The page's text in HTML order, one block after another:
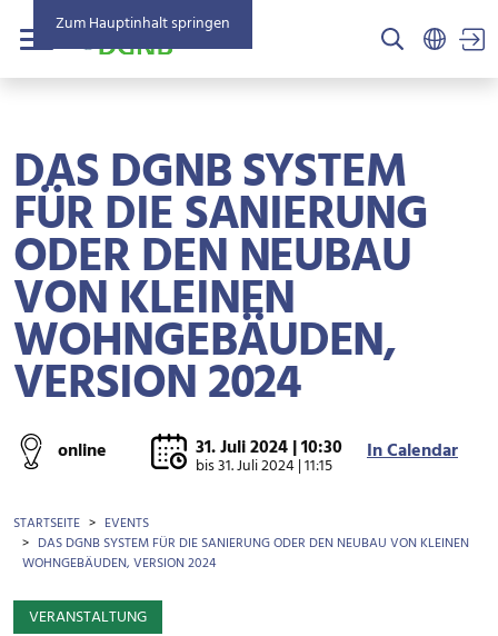
Zum Hauptinhalt springen
Menü
DAS DGNB SYSTEM
FÜR DIE SANIERUNG
ODER DEN NEUBAU
VON KLEINEN
WOHNGEBÄUDEN,
VERSION 2024
online 31. Juli 2024 | 10:30
bis31. Juli 2024 | 11:15 In Calendar
BROTKRÜMEL
STARTSEITE
EVENTS
DAS DGNB SYSTEM FÜR DIE SANIERUNG ODER DEN NEUBAU VON KLEINEN
WOHNGEBÄUDEN, VERSION 2024
VERANSTALTUNG